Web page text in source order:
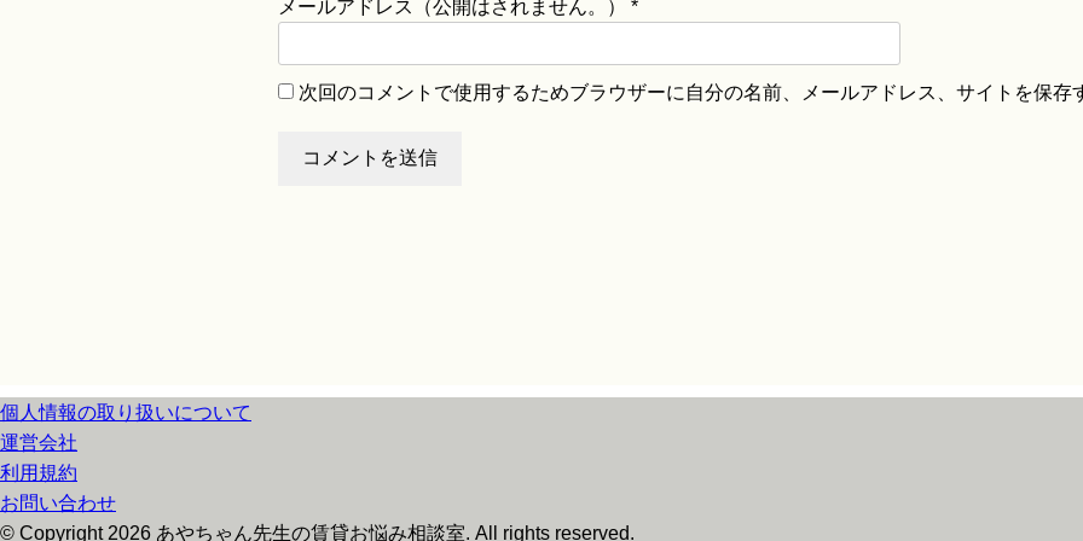
メールアドレス（公開はされません。） *
次回のコメントで使用するためブラウザーに自分の名前、メールアドレス、サイトを保存
個人情報の取り扱いについて
運営会社
利用規約
お問い合わせ
© Copyright 2026 あやちゃん先生の賃貸お悩み相談室. All rights reserved.